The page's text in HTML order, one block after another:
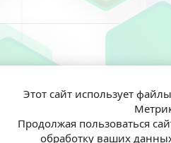
и согласен(на) на обработку
Этот сайт использует
Продолжая пользоваться
обработку ваших